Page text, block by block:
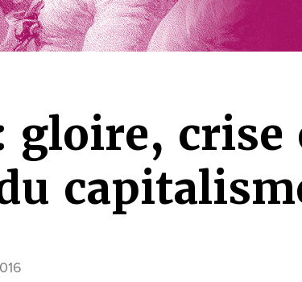
gloire, crise